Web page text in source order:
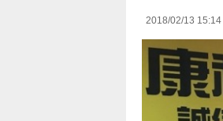
2018/02/13 15:14